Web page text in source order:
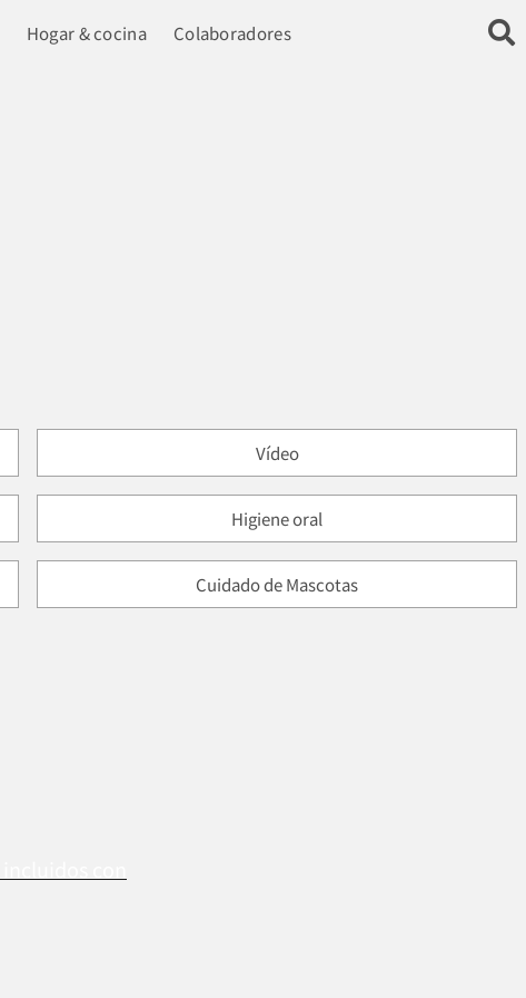
Hogar & cocina Colaboradores
Vídeo
Higiene oral
Cuidado de Mascotas